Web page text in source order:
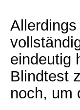
eindeutig
Blindtest
noch, um